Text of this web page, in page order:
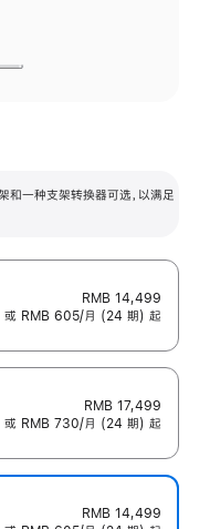
一种支架转换器可选，以满足
RMB 14,499
或 RMB 605/月 (24 期) 起
RMB 17,499
或 RMB 730/月 (24 期) 起
RMB 14,499